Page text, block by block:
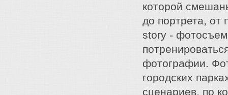
которой
до портрета, от
story -
фотографии.
городских
сценариев, по